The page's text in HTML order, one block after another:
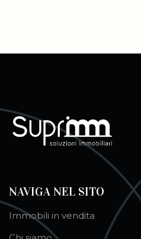
NAVIGA NEL SITO
Immobili in vendita